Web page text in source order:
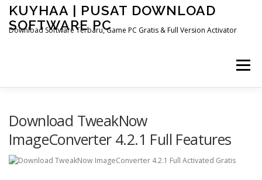
Skip
content
KUYHAA | PUSAT DOWNLOAD
SOFTWARE PC
Download Software Terbaru, Game PC Gratis & Full Version Activator
Menu
Download TweakNow
ImageConverter 4.2.1 Full Features